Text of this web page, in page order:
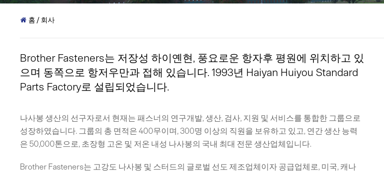
 홈/ 회사
Brother Fasteners는 저장성 하이옌현, 풍요로운 항자후 평원에 위치하고 있
으며 동쪽으로 항저우만과 접해 있습니다. 1993년 Haiyan Huiyou Standard
Parts Factory로 설립되었습니다.
나사봉 생산의 선구자로서 현재는 패스너의 연구개발, 생산, 검사, 지원 및 서비스를 통합한 그룹으로
성장하였습니다. 그룹의 총 면적은 400무이며, 300명 이상의 직원을 보유하고 있고, 연간 생산 능력
은 50,000톤으로, 초장형 고온 및 저온 내성 나사봉의 국내 최대 전문 생산업체입니다.
Brother Fasteners는 고강도 나사봉 및 스터드의 글로벌 선도 제조업체이자 공급업체로, 미국, 캐나